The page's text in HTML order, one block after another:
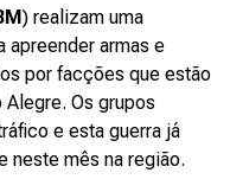
) realizam uma
apreender armas e
por facções que estão
Alegre. Os grupos
e esta guerra já
neste mês na região.